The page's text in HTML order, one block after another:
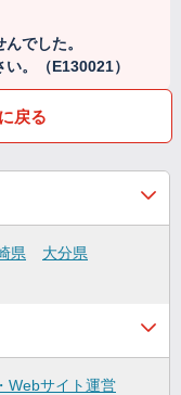
でした。
。（E130021）
戻る
県
大分県
Webサイト運営